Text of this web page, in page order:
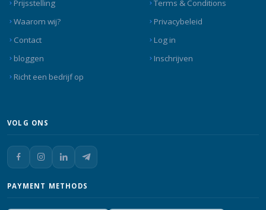
Prijsstelling
Waarom wij?
Contact
bloggen
Richt een bedrijf op
Terms & Conditions
Privacybeleid
Log in
Inschrijven
VOLG ONS
PAYMENT METHODS